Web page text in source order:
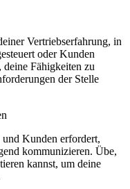
Vertriebserfahrung, in
oder Kunden
Fähigkeiten zu
der Stelle
Kunden erfordert,
kommunizieren. Übe,
kannst, um deine